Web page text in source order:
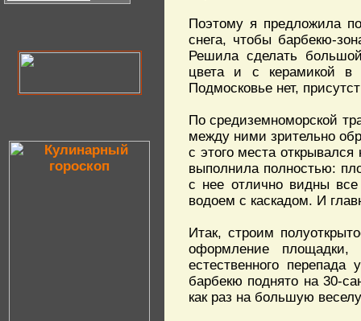
Поэтому я предложила
снега, чтобы барбекю-
Решила сделать
цвета и с керамикой в
Подмосковье нет,
По средиземноморской
между ними зрительно
с этого места
выполнила полностью:
с нее отлично видны
водоем с каскадом. И
Итак, строим
оформление
естественного перепада
барбекю поднято на 30-
как раз на большую